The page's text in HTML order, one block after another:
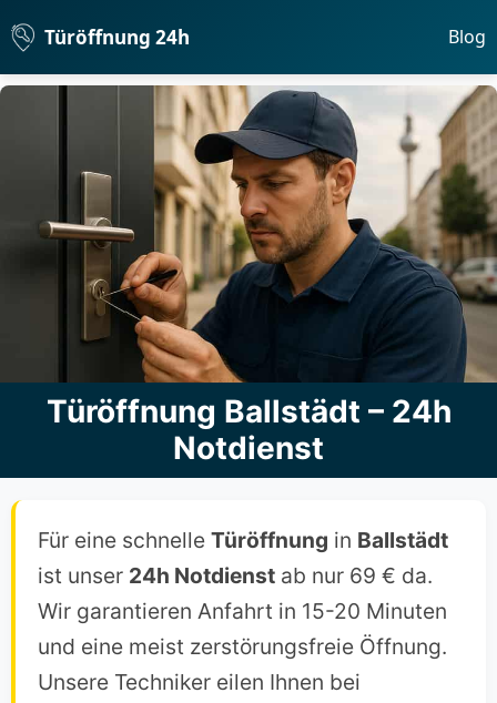
Türöffnung 24h Blog
Türöffnung Ballstädt – 24h
Notdienst
Für eine schnelle Türöffnung in Ballstädt
ist unser 24h Notdienst ab nur 69 € da.
Wir garantieren Anfahrt in 15-20 Minuten
und eine meist zerstörungsfreie Öffnung.
Unsere Techniker eilen Ihnen bei